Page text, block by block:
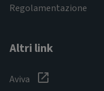
Regolamentazione
Altri link
Aviva